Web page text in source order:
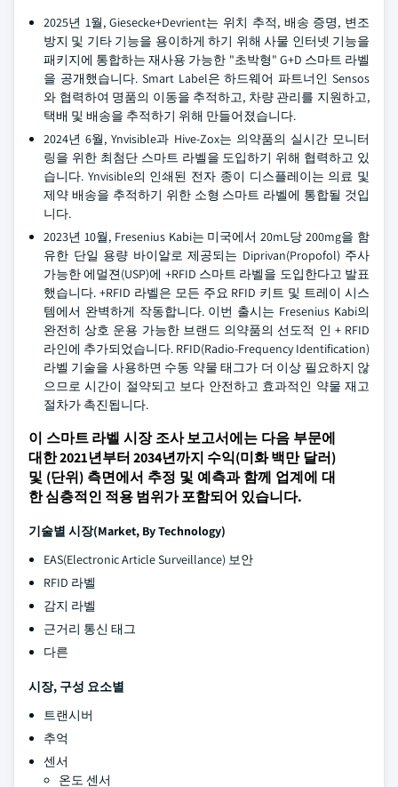
2025년 1월, Giesecke+Devrient는 위치 추적, 배송 증명, 변조
방지 및 기타 기능을 용이하게 하기 위해 사물 인터넷 기능을
패키지에 통합하는 재사용 가능한 "초박형" G+D 스마트 라벨
을 공개했습니다. Smart Label은 하드웨어 파트너인 Sensos
와 협력하여 명품의 이동을 추적하고, 차량 관리를 지원하고,
택배 및 배송을 추적하기 위해 만들어졌습니다.
2024년 6월, Ynvisible과 Hive-Zox는 의약품의 실시간 모니터
링을 위한 최첨단 스마트 라벨을 도입하기 위해 협력하고 있
습니다. Ynvisible의 인쇄된 전자 종이 디스플레이는 의료 및
제약 배송을 추적하기 위한 소형 스마트 라벨에 통합될 것입
니다.
2023년 10월, Fresenius Kabi는 미국에서 20mL당 200mg을 함
유한 단일 용량 바이알로 제공되는 Diprivan(Propofol) 주사
가능한 에멀젼(USP)에 +RFID 스마트 라벨을 도입한다고 발표
했습니다. +RFID 라벨은 모든 주요 RFID 키트 및 트레이 시스
템에서 완벽하게 작동합니다. 이번 출시는 Fresenius Kabi의
완전히 상호 운용 가능한 브랜드 의약품의 선도적 인 + RFID
라인에 추가되었습니다. RFID(Radio-Frequency Identification)
라벨 기술을 사용하면 수동 약물 태그가 더 이상 필요하지 않
으므로 시간이 절약되고 보다 안전하고 효과적인 약물 재고
절차가 촉진됩니다.
이 스마트 라벨 시장 조사 보고서에는 다음 부문에
대한 2021년부터 2034년까지 수익(미화 백만 달러)
및 (단위) 측면에서 추정 및 예측과 함께 업계에 대
한 심층적인 적용 범위가 포함되어 있습니다.
기술별 시장(Market, By Technology)
EAS(Electronic Article Surveillance) 보안
RFID 라벨
감지 라벨
근거리 통신 태그
다른
시장, 구성 요소별
트랜시버
추억
센서
온도 센서